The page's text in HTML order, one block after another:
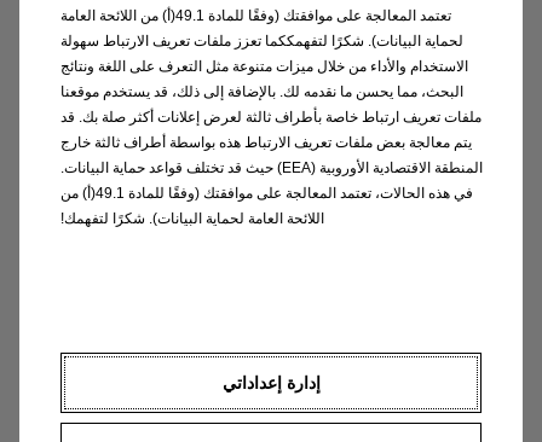
نوصي بأن تتم صيانة السيارات كل عام أو بعد 30000
كيلومتر
يرجى مراجعة دليل المالك الخاص بك لتأكيد ما تحتاجه
السيارة
نقاط الفحص في مركز اوبل المعتمد للصيانة
تغيير فلتر الزيت
تغيير الفلتر الداخلي
تعتمد المعالجة على موافقتك (وفقًا للمادة 49.1(أ) من اللائحة العامة
لحماية البيانات). شكرًا لتفهمككما تعزز ملفات تعريف الارتباط سهولة
الاستخدام والأداء من خلال ميزات متنوعة مثل التعرف على اللغة ونتائج
البحث، مما يحسن ما نقدمه لك. بالإضافة إلى ذلك، قد يستخدم موقعنا
ملفات تعريف ارتباط خاصة بأطراف ثالثة لعرض إعلانات أكثر صلة بك. قد
يتم معالجة بعض ملفات تعريف الارتباط هذه بواسطة أطراف ثالثة خارج
المنطقة الاقتصادية الأوروبية (EEA) حيث قد تختلف قواعد حماية البيانات.
في هذه الحالات، تعتمد المعالجة على موافقتك (وفقًا للمادة 49.1(أ) من
اللائحة العامة لحماية البيانات). شكرًا لتفهمك!
إدارة إعداداتي